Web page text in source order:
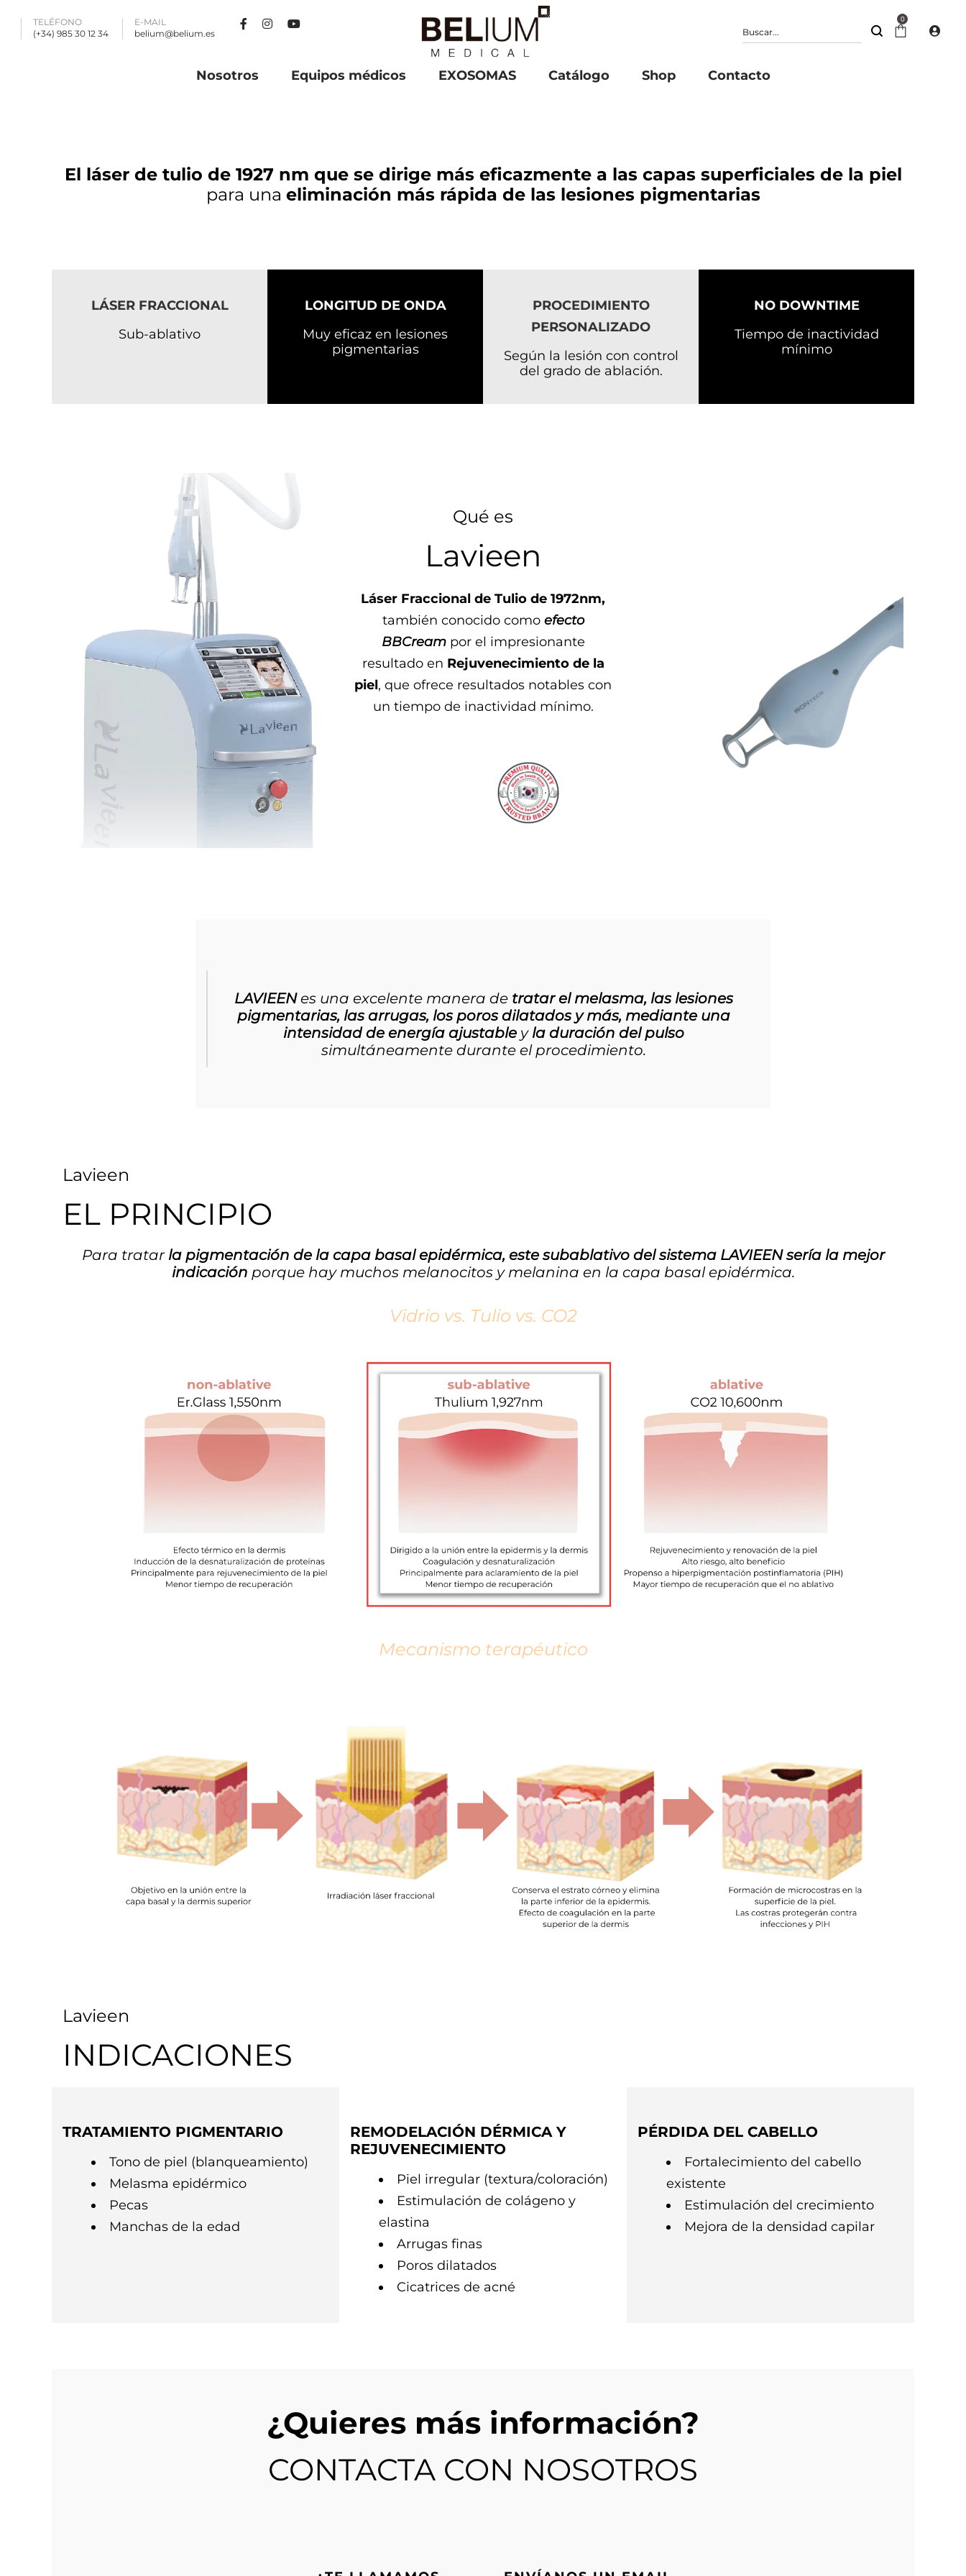
TELÉFONO
(+34) 985 30 12 34
E-MAIL
belium@belium.es
0
Nosotros Equipos médicos EXOSOMAS Catálogo Shop Contacto
El láser de tulio de 1927 nm que se dirige más eficazmente a las capas superficiales de la piel
para una eliminación más rápida de las lesiones pigmentarias
LÁSER FRACCIONAL
Sub-ablativo
LONGITUD DE ONDA
Muy eficaz en lesiones
pigmentarias
PROCEDIMIENTO
PERSONALIZADO
Según la lesión con control
del grado de ablación.
NO DOWNTIME
Tiempo de inactividad
mínimo
Qué es
Lavieen
Láser Fraccional de Tulio de 1972nm,
también conocido como efecto
BBCreampor el impresionante
resultado en Rejuvenecimiento de la
piel, que ofrece resultados notables con
un tiempo de inactividad mínimo.
LAVIEENes una excelente manera de tratar el melasma, las lesiones
pigmentarias, las arrugas, los poros dilatados y más, mediante una
intensidad de energía ajustable y la duración del pulso
simultáneamente durante el procedimiento.
Lavieen
EL PRINCIPIO
Para tratar la pigmentación de la capa basal epidérmica, este subablativo del sistema LAVIEEN sería la mejor
indicación porque hay muchos melanocitos y melanina en la capa basal epidérmica.
Vidrio vs. Tulio vs. CO2
Mecanismo terapéutico
Lavieen
INDICACIONES
TRATAMIENTO PIGMENTARIO
Tono de piel (blanqueamiento)
Melasma epidérmico
Pecas
Manchas de la edad
REMODELACIÓN DÉRMICA Y
REJUVENECIMIENTO
Piel irregular (textura/coloración)
Estimulación de colágeno y
elastina
Arrugas finas
Poros dilatados
Cicatrices de acné
PÉRDIDA DEL CABELLO
Fortalecimiento del cabello
existente
Estimulación del crecimiento
Mejora de la densidad capilar
¿Quieres más información?
CONTACTA CON NOSOTROS